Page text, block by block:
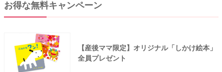
お得な無料キャンペーン
【産後ママ限定】オリジナル「しかけ絵本」
全員プレゼント